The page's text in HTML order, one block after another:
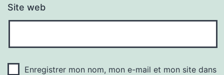
Site web
Enregistrer mon nom, mon e-mail et mon site dans